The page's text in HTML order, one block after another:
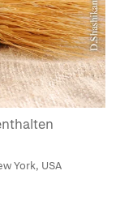
York, USA